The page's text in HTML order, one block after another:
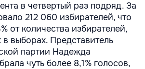
в четвертый раз подряд. За
212 060 избирателей, что
от количества избирателей,
выборах. Представитель
партии Надежда
чуть более 8,1% голосов,